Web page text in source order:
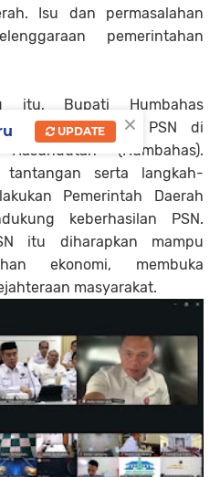
Isu dan permasalahan
pemerintahan
itu, Bupati Humbahas
pelaksanaan PSN di
(Humbahas).
serta langkah-
Pemerintah Daerah
keberhasilan PSN.
itu diharapkan mampu
ekonomi, membuka
masyarakat.
×
UPDATE